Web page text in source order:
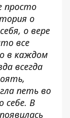
просто
о
о вере
все
в каждом
всегда
петь во
себе. В